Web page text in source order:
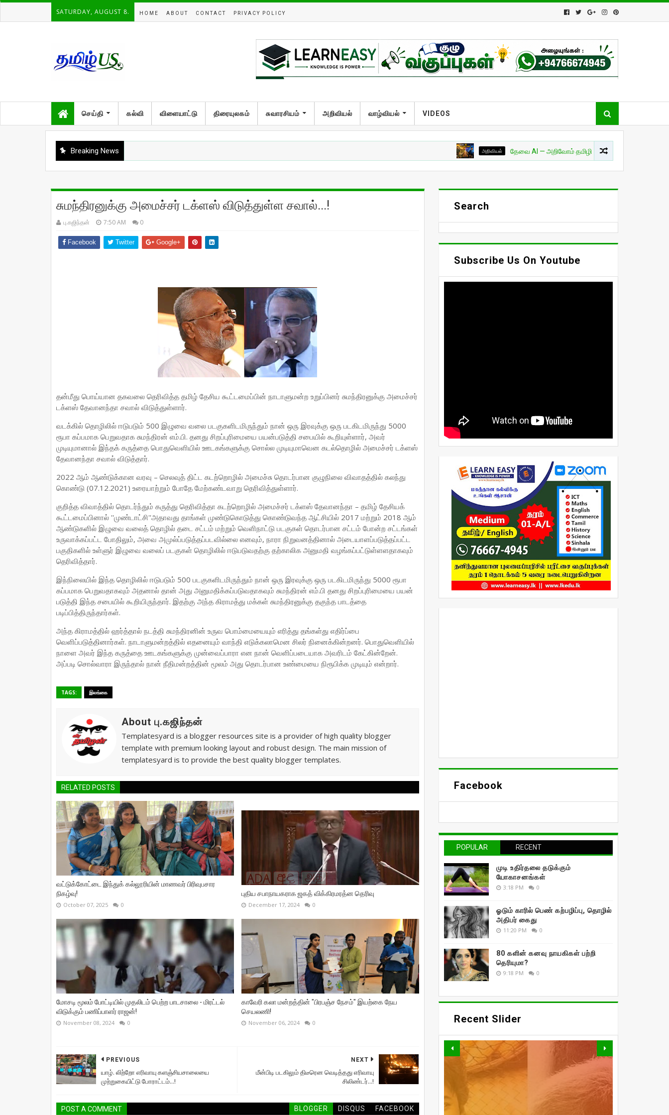
SATURDAY, AUGUST 8. HOME ABOUT CONTACT PRIVACY POLICY
செய்தி கல்வி விளையாட்டு திரையுலகம் சுவாரசியம் அறிவியல் வாழ்வியல் VIDEOS
Breaking News அறிவியல் தேவை AI — அறிவோம் தமிழில்! - பாகம் 01
சுமந்திரனுக்கு அமைச்சர் டக்ளஸ் விடுத்துள்ள சவால்...!
பு.கஜிந்தன் 7:50 AM 0
Facebook Twitter Google+
தன்மீது பொய்யான தகவலை தெரிவித்த தமிழ் தேசிய கூட்டமைப்பின் நாடாளுமன்ற உறுப்பினர் சுமந்திரனுக்கு அமைச்சர்
டக்ளஸ் தேவானந்தா சவால் விடுத்துள்ளார்.
வடக்கில் தொழிலில் ஈடுபடும் 500 இழுவை வலை படகுகளிடமிருந்தும் நான் ஒரு இரவுக்கு ஒரு படகிடமிருந்து 5000
ரூபா கப்பமாக பெறுவதாக சுமந்திரன் எம்.பி. தனது சிறப்புரிமையை பயன்படுத்தி சபையில் கூறியுள்ளார், அவர்
முடியுமானால் இந்தக் கருத்தை பொதுவெளியில் ஊடகங்களுக்கு சொல்ல முடியுமாவென கடல்தொழில் அமைச்சர் டக்ளஸ்
தேவானந்தா சவால் விடுத்தார்.
2022 ஆம் ஆண்டுக்கான வரவு – செலவுத் திட்ட கடற்றொழில் அமைச்சு தொடர்பான குழுநிலை விவாதத்தில் கலந்து
கொண்டு (07.12.2021) உரையாற்றும் போதே மேற்கண்டவாறு தெரிவித்துள்ளார்.
குறித்த விவாத்தில் தொடர்ந்தும் கருத்து தெரிவித்தா கடற்றொழில் அமைச்சர் டக்ளஸ் தேவானந்தா – தமிழ் தேசியக்
கூட்டமைப்பினால் ''முண்டாட்சி''அதாவது தாங்கள் முண்டுகொடுத்து கொண்டுவந்த ஆட்சியில் 2017 மற்றும் 2018 ஆம்
ஆண்டுகளில் இழுவை வலைத் தொழில் தடை சட்டம் மற்றும் வெளிநாட்டு படகுகள் தொடர்பான சட்டம் போன்ற சட்டங்கள்
உருவாக்கப்பட்ட போதிலும், அவை அமுல்ப்படுத்தப்படவில்லை எனவும், நாரா நிறுவனத்தினால் அடையாளப்படுத்தப்பட்ட
பகுதிகளில் உள்ளுர் இழுவை வலைப் படகுகள் தொழிலில் ஈடுபடுவதற்கு தற்காலிக அனுமதி வழங்கப்பட்டுள்ளளதாகவும்
தெரிவித்தார்.
இந்நிலையில் இந்த தொழிலில் ஈடுபடும் 500 படகுகளிடமிருந்தும் நான் ஒரு இரவுக்கு ஒரு படகிடமிருந்து 5000 ரூபா
கப்பமாக பெறுவதாகவும் அதனால் தான் அது அனுமதிக்கப்படுவதாகவும் சுமந்திரன் எம்.பி தனது சிறப்புரிமையை பயன்
படுத்தி இந்த சபையில் கூறியிருந்தார். இதற்கு அந்த கிராமத்து மக்கள் சுமந்திரனுக்கு தகுந்த பாடத்தை
படிப்பித்திருந்தார்கள்.
அந்த கிராமத்தில் ஹர்த்தால் நடத்தி சுமந்திரனின் உருவ பொம்மையையும் எரித்து தங்கள்து எதிர்ப்பை
வெளிப்படுத்தினார்கள். நாடாளுமன்றத்தில் எதனையும் வாந்தி எடுக்கலாமென சிலர் நினைக்கின்றனர். பொதுவெளியில்
நாளை அவர் இந்த கருத்தை ஊடகங்களுக்கு முன்வைப்பாரா என நான் வெளிப்படையாக அவரிடம் கேட்கின்றேன்.
அப்படி சொல்வாரா இருந்தால் நான் நீதிமன்றத்தின் மூலம் அது தொடர்பான உண்மையை நிரூபிக்க முடியும் என்றார்.
TAGS: இலங்கை
About பு.கஜிந்தன்
Templatesyard is a blogger resources site is a provider of high quality blogger
template with premium looking layout and robust design. The main mission of
templatesyard is to provide the best quality blogger templates.
RELATED POSTS
வட்டுக்கோட்டை இந்துக் கல்லூரியின் மாணவர் பிரிவுபசார
நிகழ்வு!
October 07, 2025 0
புதிய சபாநாயகராக ஜகத் விக்கிரமரத்ன தெரிவு
December 17, 2024 0
மோசடி மூலம் போட்டியில் முதலிடம் பெற்ற பாடசாலை - மிரட்டல்
விடுக்கும் பணிப்பாளர் ராஜன்!
November 08, 2024 0
காவேரி கலா மன்றத்தின் "பிரபஞ்ச நேசம்" இயற்கை நேய
செயலணி!
November 06, 2024 0
NEXT
மீன்பிடி படகிலும் திடீரென வெடித்தது எரிவாயு
சிலிண்டர்...!
PREVIOUS
யாழ். லிற்றோ எரிவாயு களஞ்சியசாலையை
முற்றுகையிட்டு போராட்டம்...!
POST A COMMENT BLOGGER DISQUS FACEBOOK
Search
Subscribe Us On Youtube
Facebook
POPULAR RECENT
முடி உதிர்தலை தடுக்கும்
யோகாசனங்கள்
3:18 PM 0
ஓடும் காரில் பெண் கற்பழிப்பு, தொழில்
அதிபர் கைது
11:20 PM 0
80 களின் கனவு நாயகிகள் பற்றி
தெரியுமா?
9:18 PM 0
Recent Slider